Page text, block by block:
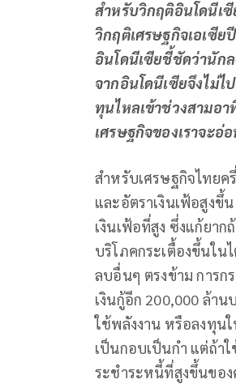
สําหรับวิกฤติอินโดนีเ
วิกฤติเศรษฐกิจเอเซีย
อินโดนีเซียชี้ชัดว่านัก
จากอินโดนีเซียจึงไม่ไ
ทุนไหลเข้าช่วงสามอ
เศรษฐกิจของเราจะอ่
สําหรับเศรษฐกิจไทยค
และอัตราเงินเฟ้อสูง
เงินเฟ้อที่สูง ซึ่งแก้ยาก
บริโภคกระเตื้องขึ้นใน
ลบอื่นๆ ตรงข้าม การก
เงินกู้อีก 200,000 ล้า
ใช้พลังงาน หรือลงทุน
เป็นกอบเป็นกํา แต่ถ้า
ระชําระหนี้ที่สูงขึ้นของ